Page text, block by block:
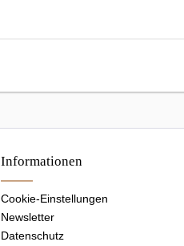
Informationen
Cookie-Einstellungen
Newsletter
Datenschutz